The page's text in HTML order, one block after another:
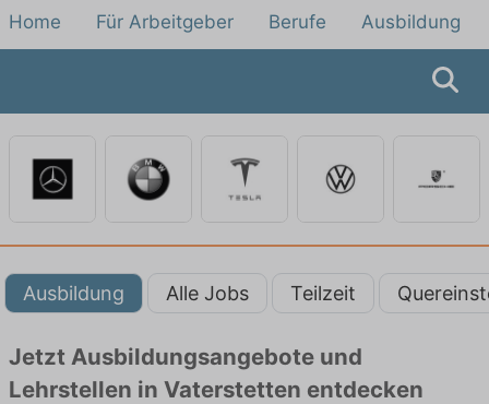
Home Für Arbeitgeber Berufe Ausbildung
Ausbildung Alle Jobs Teilzeit
Jetzt Ausbildungsangebote und
Lehrstellen in Vaterstetten entdecken